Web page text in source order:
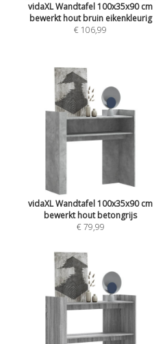
vidaXL Wandtafel 100x35x90 cm
bewerkt hout bruin eikenkleurig
€ 106,99
vidaXL Wandtafel 100x35x90 cm
bewerkt hout betongrijs
€ 79,99